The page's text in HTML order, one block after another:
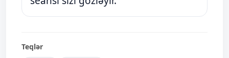
Teqlər